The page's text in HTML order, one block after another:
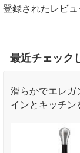
登録されたレビュ
最近チェック
滑らかでエレガ
インとキッチン
の､スタンドア
パータオルホル